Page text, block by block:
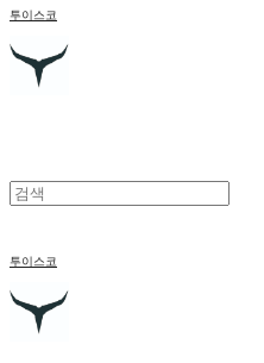
투이스코
투이스코